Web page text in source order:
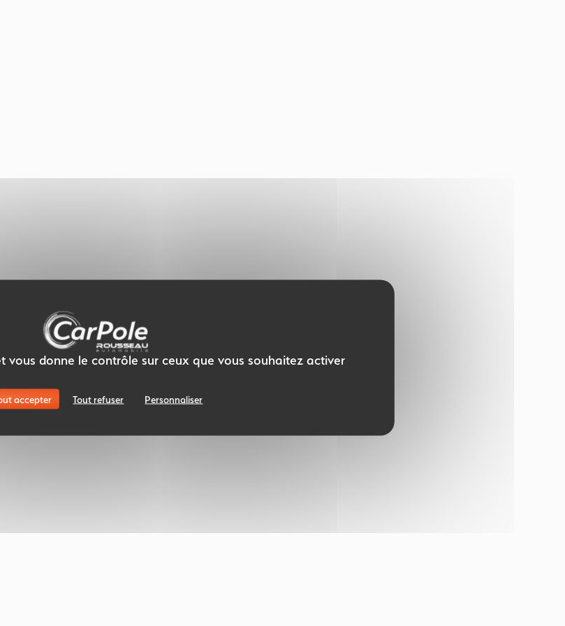
vous donne le contrôle sur ceux que vous souhaitez activer
accepter Tout refuser Personnaliser